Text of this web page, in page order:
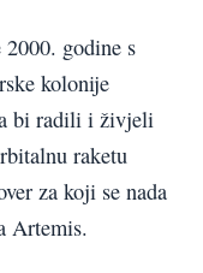
godine s
kolonije
bi radili i živjeli
raketu
za koji se nada
Artemis.